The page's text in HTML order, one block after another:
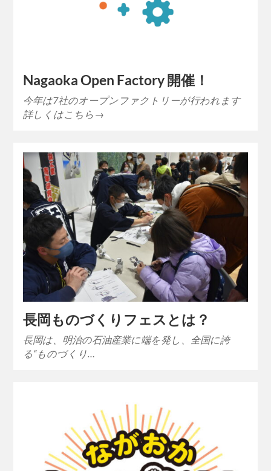
Nagaoka Open Factory 開催！
今年は7社のオープンファクトリーが行われます
詳しくはこちら→
長岡ものづくりフェスとは？
長岡は、明治の石油産業に端を発し、全国に誇
る“ものづくり…